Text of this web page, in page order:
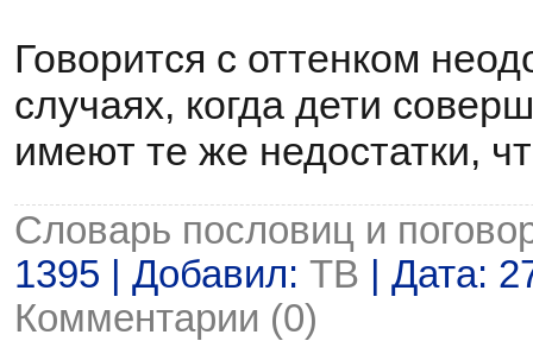
Говорится с оттенком
случаях, когда дети
имеют те же недостатки,
Словарь пословиц и
1395 | Добавил: ТВ | Дата:
Комментарии (0)